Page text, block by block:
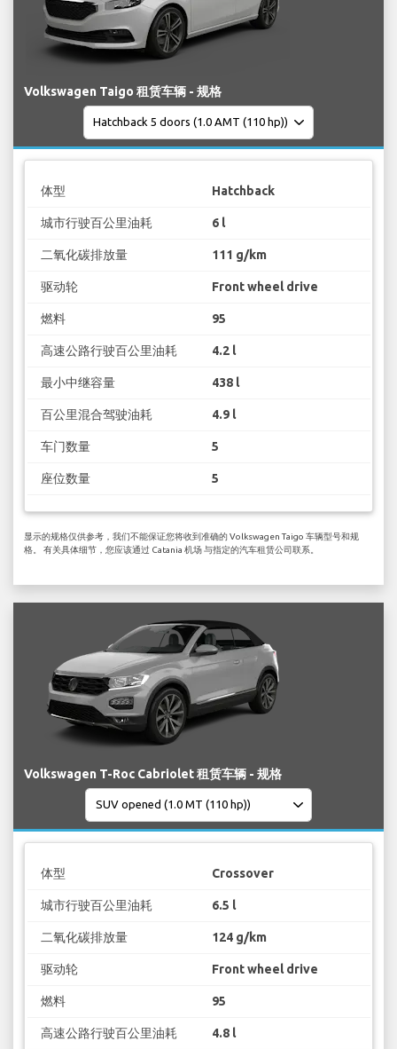
Volkswagen Taigo 租赁车辆 - 规格
体型 Hatchback
城市行驶百公里油耗 6 l
二氧化碳排放量 111 g/km
驱动轮 Front wheel drive
燃料 95
高速公路行驶百公里油耗 4.2 l
最小中继容量 438 l
百公里混合驾驶油耗 4.9 l
车门数量 5
座位数量 5
显示的规格仅供参考，我们不能保证您将收到准确的 Volkswagen Taigo 车辆型号和规
格。 有关具体细节，您应该通过 Catania 机场 与指定的汽车租赁公司联系。
Volkswagen T-Roc Cabriolet 租赁车辆 - 规格
体型 Crossover
城市行驶百公里油耗 6.5 l
二氧化碳排放量 124 g/km
驱动轮 Front wheel drive
燃料 95
高速公路行驶百公里油耗 4.8 l